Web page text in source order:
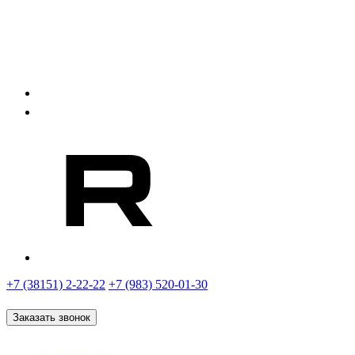
+7 (38151) 2-22-22 +7 (983) 520-01-30
Заказать звонок